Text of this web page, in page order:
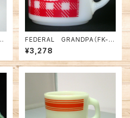
FEDERAL GRANDPA（FK-1
0162）
¥3,278